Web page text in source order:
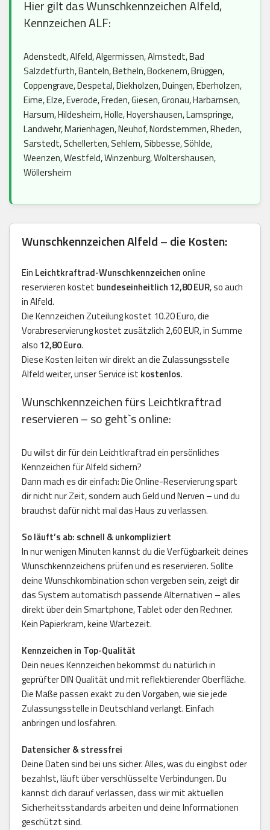
Hier gilt das Wunschkennzeichen Alfeld,
Kennzeichen ALF:
Adenstedt, Alfeld, Algermissen, Almstedt, Bad
Salzdetfurth, Banteln, Betheln, Bockenem, Brüggen,
Coppengrave, Despetal, Diekholzen, Duingen, Eberholzen,
Eime, Elze, Everode, Freden, Giesen, Gronau, Harbarnsen,
Harsum, Hildesheim, Holle, Hoyershausen, Lamspringe,
Landwehr, Marienhagen, Neuhof, Nordstemmen, Rheden,
Sarstedt, Schellerten, Sehlem, Sibbesse, Söhlde,
Weenzen, Westfeld, Winzenburg, Woltershausen,
Wöllersheim
Wunschkennzeichen Alfeld – die Kosten:
Ein Leichtkraftrad-Wunschkennzeichenonline
reservieren kostet bundeseinheitlich 12,80 EUR, so auch
in Alfeld.
Die Kennzeichen Zuteilung kostet 10.20 Euro, die
Vorabreservierung kostet zusätzlich 2,60 EUR, in Summe
also 12,80 Euro.
Diese Kosten leiten wir direkt an die Zulassungsstelle
Alfeld weiter, unser Service ist kostenlos.
Wunschkennzeichen fürs Leichtkraftrad
reservieren – so geht`s online:
Du willst dir für dein Leichtkraftrad ein persönliches
Kennzeichen für Alfeld sichern?
Dann mach es dir einfach: Die Online-Reservierung spart
dir nicht nur Zeit, sondern auch Geld und Nerven – und du
brauchst dafür nicht mal das Haus zu verlassen.
So läuft’s ab: schnell & unkompliziert
In nur wenigen Minuten kannst du die Verfügbarkeit deines
Wunschkennzeichens prüfen und es reservieren. Sollte
deine Wunschkombination schon vergeben sein, zeigt dir
das System automatisch passende Alternativen – alles
direkt über dein Smartphone, Tablet oder den Rechner.
Kein Papierkram, keine Wartezeit.
Kennzeichen in Top-Qualität
Dein neues Kennzeichen bekommst du natürlich in
geprüfter DIN Qualität und mit reflektierender Oberfläche.
Die Maße passen exakt zu den Vorgaben, wie sie jede
Zulassungsstelle in Deutschland verlangt. Einfach
anbringen und losfahren.
Datensicher & stressfrei
Deine Daten sind bei uns sicher. Alles, was du eingibst oder
bezahlst, läuft über verschlüsselte Verbindungen. Du
kannst dich darauf verlassen, dass wir mit aktuellen
Sicherheitsstandards arbeiten und deine Informationen
geschützt sind.